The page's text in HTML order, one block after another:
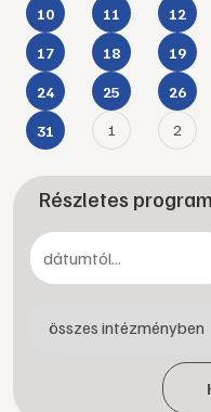
10 11 12
17 18 19
24 25 26
31 1 2
Részletes